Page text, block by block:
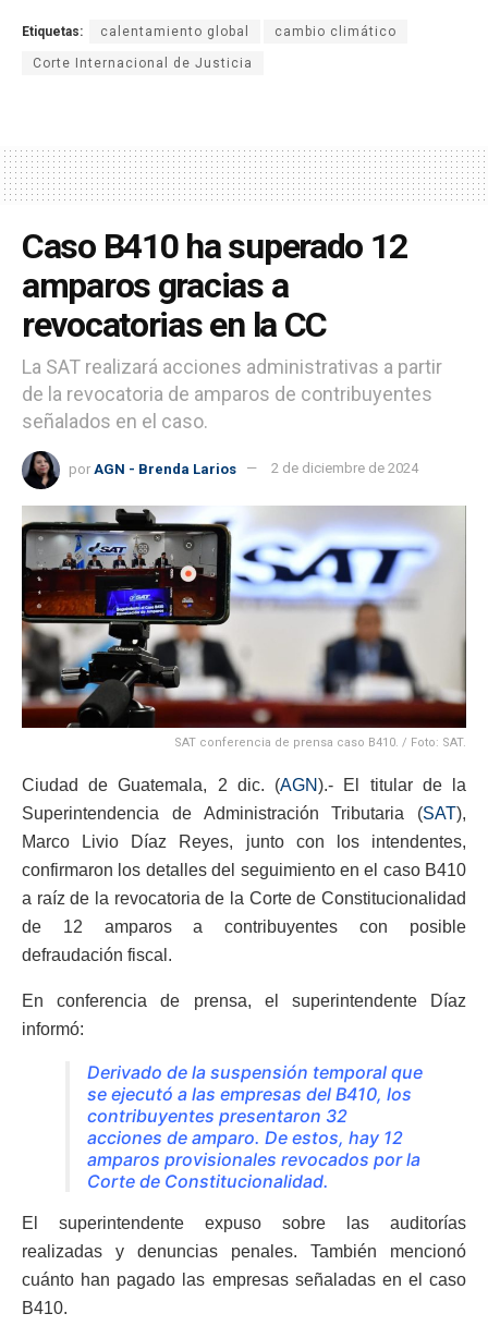
Etiquetas: calentamiento global cambio climático
Corte Internacional de Justicia
Caso B410 ha superado 12
amparos gracias a
revocatorias en la CC
La SAT realizará acciones administrativas a partir
de la revocatoria de amparos de contribuyentes
señalados en el caso.
por AGN - Brenda Larios 2 de diciembre de 2024
SAT conferencia de prensa caso B410. / Foto: SAT.
Ciudad de Guatemala, 2 dic. (AGN).- El titular de la
Superintendencia de Administración Tributaria (SAT),
Marco Livio Díaz Reyes, junto con los intendentes,
confirmaron los detalles del seguimiento en el caso B410
a raíz de la revocatoria de la Corte de Constitucionalidad
de 12 amparos a contribuyentes con posible
defraudación fiscal.
En conferencia de prensa, el superintendente Díaz
informó:
Derivado de la suspensión temporal que
se ejecutó a las empresas del B410, los
contribuyentes presentaron 32
acciones de amparo. De estos, hay 12
amparos provisionales revocados por la
Corte de Constitucionalidad.
El superintendente expuso sobre las auditorías
realizadas y denuncias penales. También mencionó
cuánto han pagado las empresas señaladas en el caso
B410.